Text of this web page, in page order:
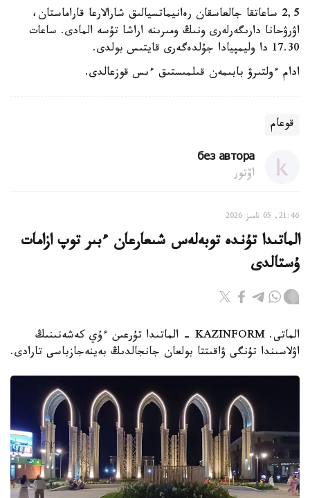
2,5 ساعاتقا جالعاسقان رەانيماتسيالىق شارالارعا قاراماستان،
اۋرۋحانا دارىگەرلەرى ونىڭ ومىرىنە اراشا تۇسە المادى. ساعات
17.30 دا وليمپيادا جۇلدەگەرى قايتىس بولدى.
ادام ءولتىرۋ بابىمەن قىلمىستىق ءىس قوزعالدى.
قوعام
без автора
اۆتور
21:46, 05 تامىز 2026
الماتىدا تۇندە توبەلەس شىعارعان ءبىر توپ ازامات
ۇستالدى
الماتى. KAZINFORM - الماتىدا تۇرعىن ءۇي كەشەنىنىڭ
اۋلاسىندا تۇنگى ۋاقىتتا بولعان جانجالدىڭ بەينەجازباسى تارادى.